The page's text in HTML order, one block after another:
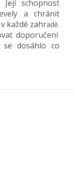
schopnost
a chránit
každé zahradě.
doporučení
dosáhlo co